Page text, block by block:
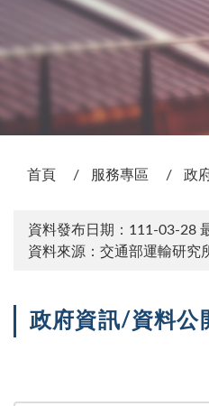
首頁 服務專區 政
資料發布日期：111-03-28
資料來源：交通部運輸研究
政府資訊/資料公